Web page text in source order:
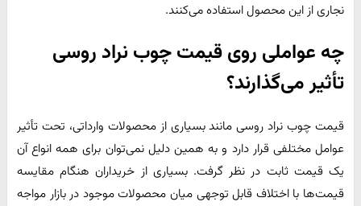
نجاری از این محصول استفاده می‌کنند.
چه عواملی روی قیمت چوب نراد روسی
تأثیر می‌گذارند؟
قیمت چوب نراد روسی مانند بسیاری از محصولات وارداتی، تحت تأثیر
عوامل مختلفی قرار دارد و به همین دلیل نمی‌توان برای همه انواع آن
یک قیمت ثابت در نظر گرفت. بسیاری از خریداران هنگام مقایسه
قیمت‌ها با اختلاف قابل توجهی میان محصولات موجود در بازار مواجه